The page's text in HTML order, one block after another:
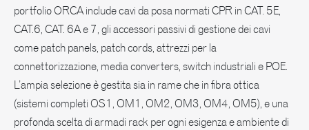
portfolio ORCA include cavi da posa normati CPR in CAT. 5E,
CAT.6, CAT. 6A e 7, gli accessori passivi di gestione dei cavi
come patch panels, patch cords, attrezzi per la
connettorizzazione, media converters, switch industriali e POE.
L’ampia selezione è gestita sia in rame che in fibra ottica
(sistemi completi OS1, OM1, OM2, OM3, OM4, OM5), e una
profonda scelta di armadi rack per ogni esigenza e ambiente di